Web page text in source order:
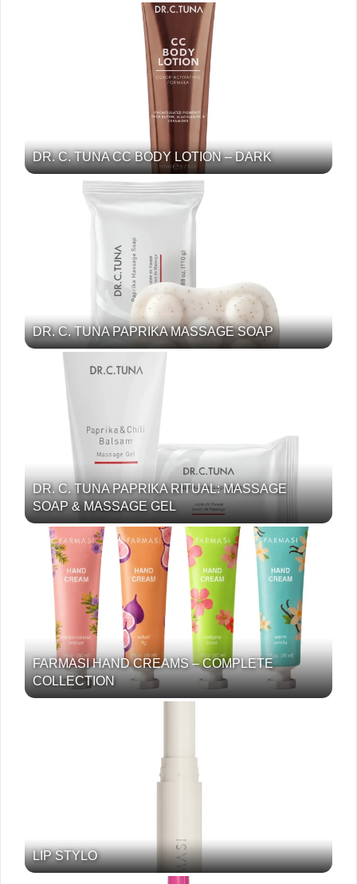
DR. C. TUNA CC BODY LOTION – DARK
DR. C. TUNA PAPRIKA MASSAGE SOAP
DR. C. TUNA PAPRIKA RITUAL: MASSAGE
SOAP & MASSAGE GEL
FARMASI HAND CREAMS – COMPLETE
COLLECTION
LIP STYLO